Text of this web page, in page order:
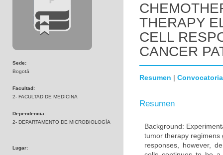
Sede:
Bogotá
Facultad:
2- FACULTAD DE MEDICINA
Dependencia:
2- DEPARTAMENTO DE MICROBIOLOGÍA
Lugar:
THERAPY
CELL
CANCER
Resumen | Convocatoria
Resumen
Background:
tumor therapy regimens
responses, however,